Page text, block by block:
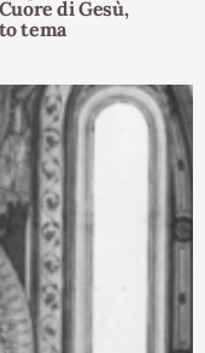
di Gesù,
tema